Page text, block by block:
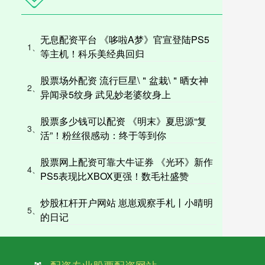
1、
无息配资平台 《哆啦A梦》官宣登陆PS5
等主机！科乐美经典回归
2、
股票场外配资 流行巨星\＂盆栽\＂晒女神
异闻录5纹身 武见妙老婆纹身上
3、
股票多少钱可以配资 《明末》夏思源“复
活”！粉丝很感动：终于等到你
4、
股票网上配资可靠大牛证券 《光环》新作
PS5表现比XBOX更强！数毛社盛赞
5、
炒股杠杆开户网站 崽崽观察手札丨小晴明
的日记